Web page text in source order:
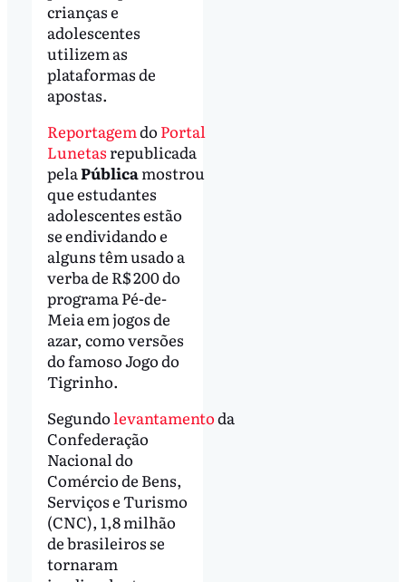
crianças e
adolescentes
utilizem as
plataformas de
apostas.
Reportagemdo Portal
Lunetas republicada
pelaPúblicamostrou
que estudantes
adolescentes estão
se endividando e
alguns têm usado a
verba de R$ 200 do
programa Pé-de-
Meia em jogos de
azar, como versões
do famoso Jogo do
Tigrinho.
Segundolevantamentoda
Confederação
Nacional do
Comércio de Bens,
Serviços e Turismo
(CNC), 1,8 milhão
de brasileiros se
tornaram